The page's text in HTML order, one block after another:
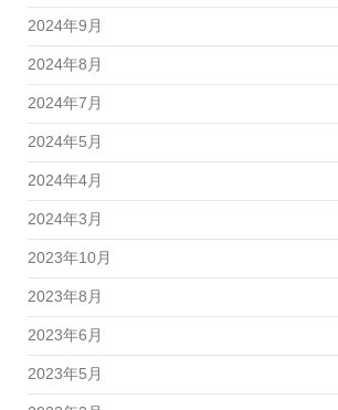
2024年9月
2024年8月
2024年7月
2024年5月
2024年4月
2024年3月
2023年10月
2023年8月
2023年6月
2023年5月